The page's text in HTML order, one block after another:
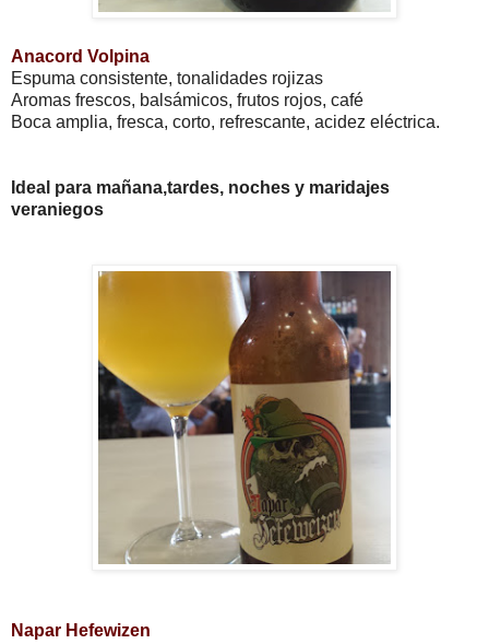
Anacord Volpina
Espuma consistente, tonalidades rojizas
Aromas frescos, balsámicos, frutos rojos, café
Boca amplia, fresca, corto, refrescante, acidez eléctrica.
Ideal para mañana,tardes, noches y maridajes
veraniegos
Napar Hefewizen